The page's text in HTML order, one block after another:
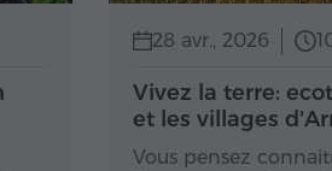
28 avr., 2026
Vivez la terre:
et les villages
Vous pensez